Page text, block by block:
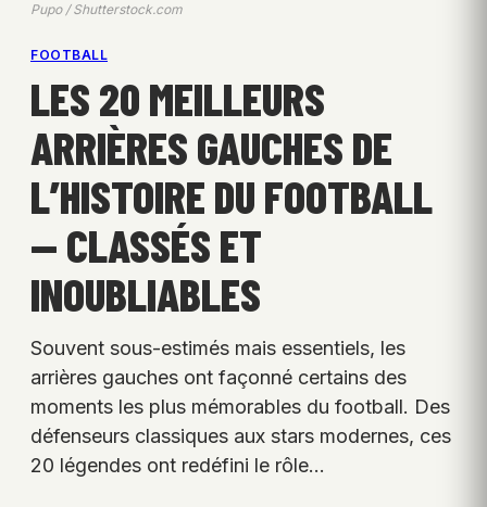
Pupo / Shutterstock.com
FOOTBALL
LES 20 MEILLEURS
ARRIÈRES GAUCHES DE
L’HISTOIRE DU FOOTBALL
— CLASSÉS ET
INOUBLIABLES
Souvent sous-estimés mais essentiels, les
arrières gauches ont façonné certains des
moments les plus mémorables du football. Des
défenseurs classiques aux stars modernes, ces
20 légendes ont redéfini le rôle…